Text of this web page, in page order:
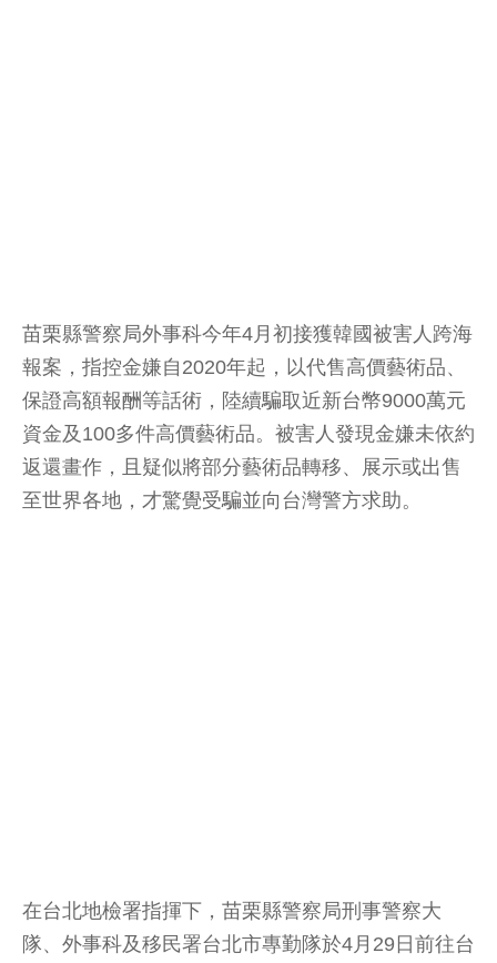
苗栗縣警察局外事科今年4月初接獲韓國被害人跨海
報案，指控金嫌自2020年起，以代售高價藝術品、
保證高額報酬等話術，陸續騙取近新台幣9000萬元
資金及100多件高價藝術品。被害人發現金嫌未依約
返還畫作，且疑似將部分藝術品轉移、展示或出售
至世界各地，才驚覺受騙並向台灣警方求助。
在台北地檢署指揮下，苗栗縣警察局刑事警察大
隊、外事科及移民署台北市專勤隊於4月29日前往台